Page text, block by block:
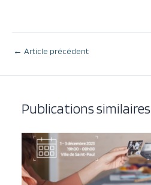
← Article précédent
Publications similaires